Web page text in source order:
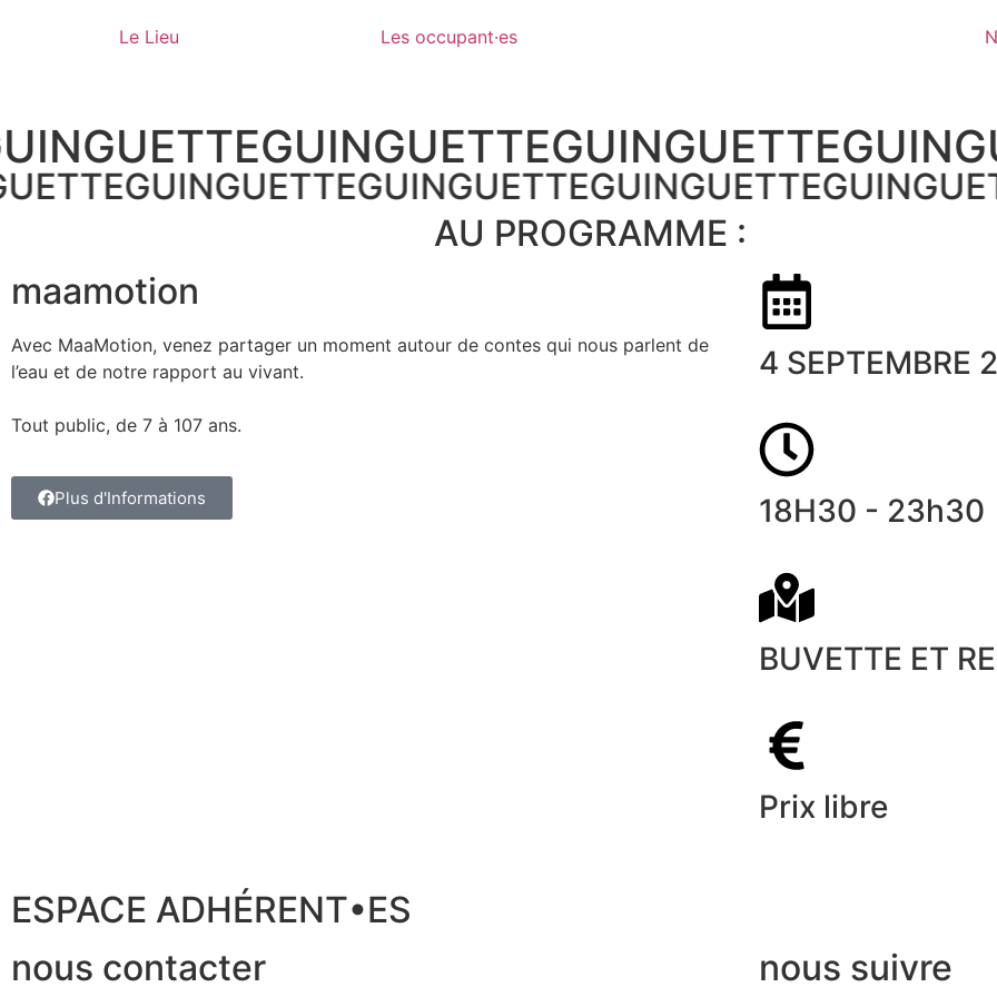
Le Lieu Les occupant·es
GUINGUETTEGUINGUETTE
GUINGUETTE
GUINGUETTE
GUINGUETTE
AU PROGRAMME :
maamotion
Avec MaaMotion, venez partager un moment autour de contes qui nous parlent de
l’eau et de notre rapport au vivant.
Tout public, de 7 à 107 ans.
Plus d'Informations
4 SEPTEMBRE
18H30 - 23h30
BUVETTE ET
Prix libre
ESPACE ADHÉRENT•ES
nous contacter
nous suivre